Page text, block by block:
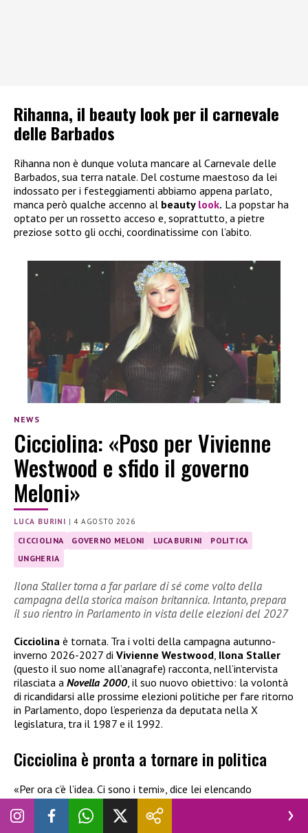
Rihanna, il beauty look per il carnevale
delle Barbados
Rihanna non è dunque voluta mancare al Carnevale delle
Barbados, sua terra natale. Del costume maestoso da lei
indossato per i festeggiamenti abbiamo appena parlato,
manca però qualche accenno al beauty look. La popstar ha
optato per un rossetto acceso e, soprattutto, a pietre
preziose sotto gli occhi, coordinatissime con l’abito.
NEWS
Cicciolina: «Poso per Vivienne
Westwood e sfido il governo
Meloni»
LUCA BURINI |4 AGOSTO 2026
CICCIOLINA GOVERNO MELONI LUCA BURINI
POLITICA
UNGHERIA
Ilona Staller torna a far parlare di sé come volto della
campagna della storica maison britannica. Intanto, prepara
il suo rientro in Parlamento in vista delle elezioni del 2027
Cicciolina è tornata. Tra i volti della campagna autunno-
inverno 2026-2027 di Vivienne Westwood, Ilona Staller
(questo il suo nome all’anagrafe) racconta, nell’intervista
rilasciata a Novella 2000, il suo nuovo obiettivo: la volontà
di ricandidarsi alle prossime elezioni politiche per fare ritorno
in Parlamento, dopo l’esperienza da deputata nella X
legislatura, tra il 1987 e il 1992.
Cicciolina è pronta a tornare in politica
«Per ora c’è l’idea. Ci sono i temi», dice lei elencando
contenuti come «la battaglia contro la caccia, la
sperimentazione sugli animali, la sanità che ormai è per